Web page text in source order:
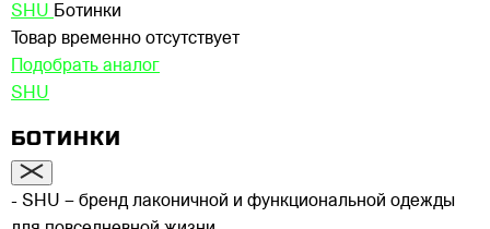
SHU Ботинки
Товар временно отсутствует
Подобрать аналог
SHU
БОТИНКИ
- SHU – бренд лаконичной и функциональной одежды